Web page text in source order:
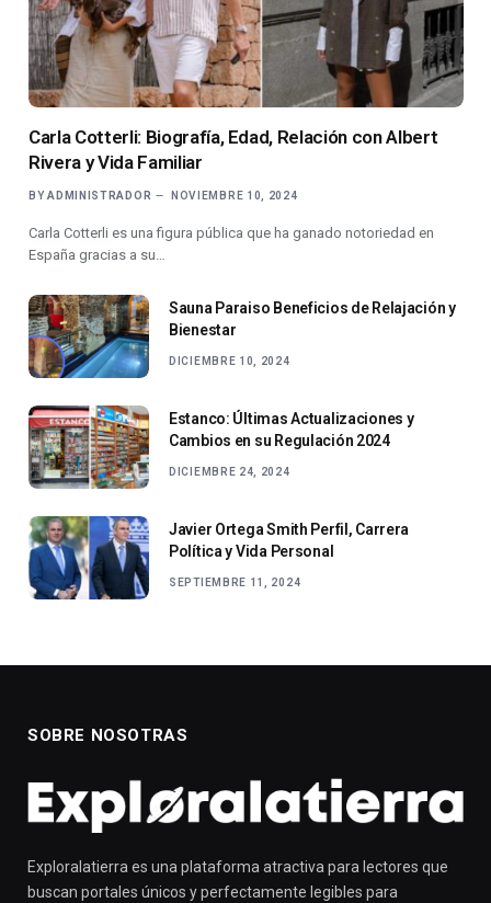
Carla Cotterli: Biografía, Edad, Relación con Albert
Rivera y Vida Familiar
BY ADMINISTRADOR NOVIEMBRE 10, 2024
Carla Cotterli es una figura pública que ha ganado notoriedad en
España gracias a su…
Sauna Paraiso Beneficios de Relajación y
Bienestar
DICIEMBRE 10, 2024
Estanco: Últimas Actualizaciones y
Cambios en su Regulación 2024
DICIEMBRE 24, 2024
Javier Ortega Smith Perfil, Carrera
Política y Vida Personal
SEPTIEMBRE 11, 2024
SOBRE NOSOTRAS
Exploralatierra es una plataforma atractiva para lectores que
buscan portales únicos y perfectamente legibles para